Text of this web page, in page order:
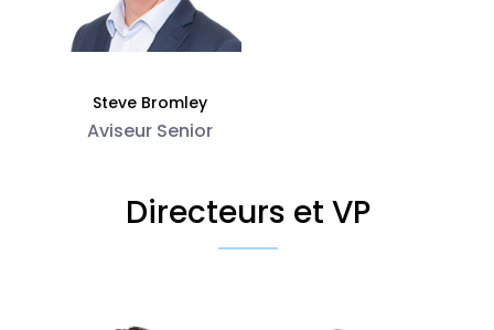
Steve Bromley
Aviseur Senior
Directeurs et VP